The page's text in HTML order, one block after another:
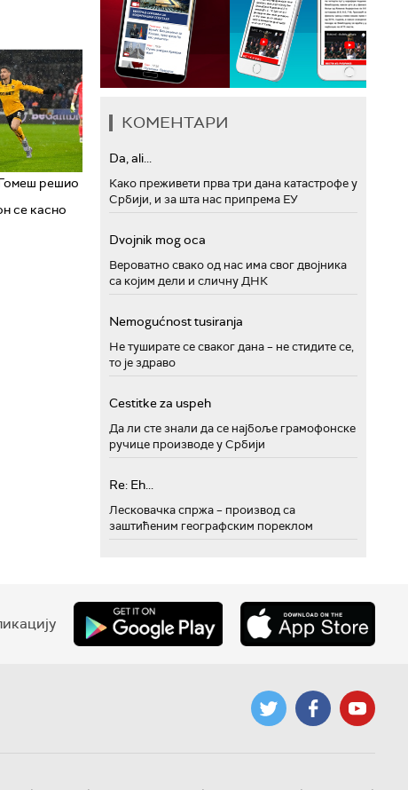
решио
се касно
КОМЕНТАРИ
Da, ali...
Како преживети прва три дана катастрофе у
Србији, и за шта нас припрема ЕУ
Dvojnik mog oca
Вероватно свако од нас има свог двојника
са којим дели и сличну ДНК
Nemogućnost tusiranja
Не туширате се сваког дана – не стидите се,
то је здраво
Cestitke za uspeh
Да ли сте знали да се најбоље грамофонске
ручице производе у Србији
Re: Eh...
Лесковачка спржа – производ са
заштићеним географским пореклом